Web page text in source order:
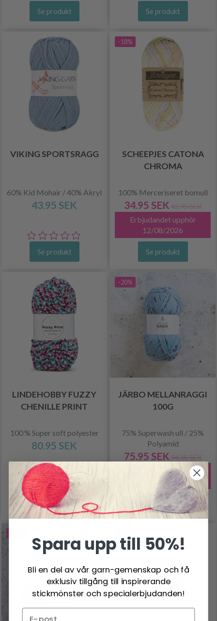
Se produkt Se produkt
VIKING SPORTSRAGG
60% Kid Mohair / 40% Akryl
43.95 SEK
Se produkt
-18%
SCHEEPJES CATONA
CHROMA
100% Merceriseret bomull
34.95 SEK 42.95 SEK
Erbjudandet upphör
12/08/2026
Se produkt
LINDEHOBBY FUZZY
CHENILLE PRINT
100 % Super soft polyester
80.95 SEK
Se produkt
-20%
JÄRBO MELLANRAGGI
100G
75% Superwash ull / 25%
Polyamid
75.95 SEK 94.95 SEK
Erbjudandet upphör
31/08/2026
Se produkt
Spara upp till 50%!
Bli en del av vår garn-gemenskap och få
exklusiv tillgång till inspirerande
stickmönster och specialerbjudanden!